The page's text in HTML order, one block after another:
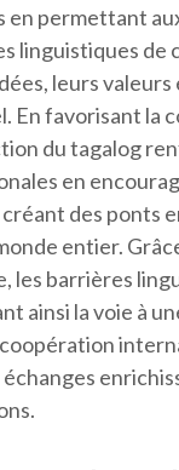
en permettant
linguistiques de
leurs valeurs
En favorisant la
du tagalog
en
des ponts
entier.
les barrières
ainsi la voie à